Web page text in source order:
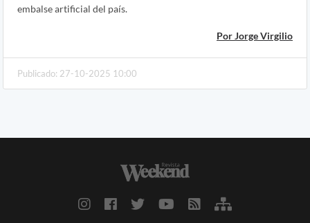
embalse artificial del país.
Por Jorge Virgilio
Publicado: 27-10-2025 10:00